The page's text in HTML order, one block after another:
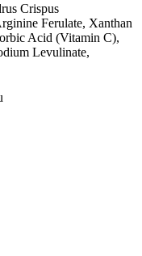
Crispus
Ferulate, Xanthan
Acid (Vitamin C),
Levulinate,